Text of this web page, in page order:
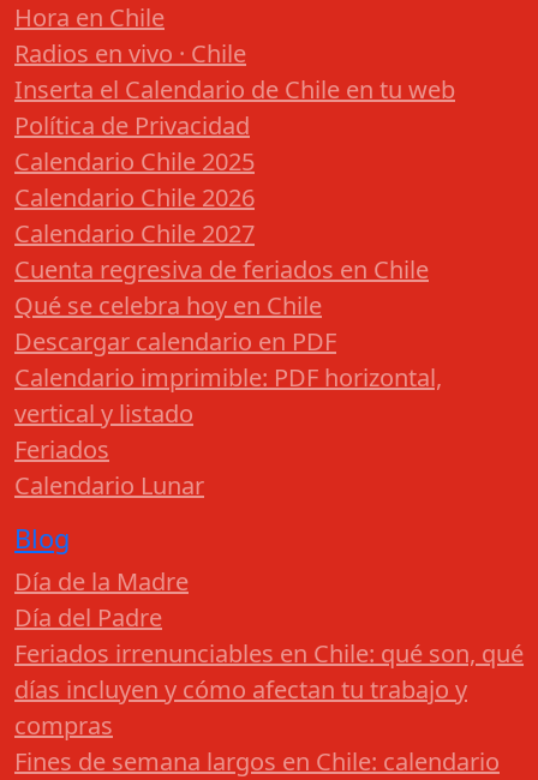
Hora en Chile
Radios en vivo · Chile
Inserta el Calendario de Chile en tu web
Política de Privacidad
Calendario Chile 2025
Calendario Chile 2026
Calendario Chile 2027
Cuenta regresiva de feriados en Chile
Qué se celebra hoy en Chile
Descargar calendario en PDF
Calendario imprimible: PDF horizontal,
vertical y listado
Feriados
Calendario Lunar
Blog
Día de la Madre
Día del Padre
Feriados irrenunciables en Chile: qué son, qué
días incluyen y cómo afectan tu trabajo y
compras
Fines de semana largos en Chile: calendario